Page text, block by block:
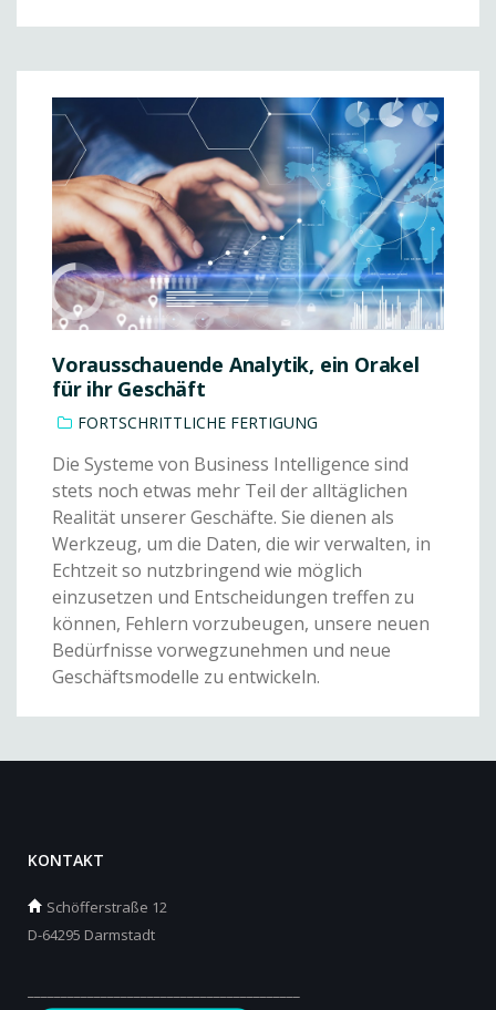
Vorausschauende Analytik, ein Orakel
für ihr Geschäft
FORTSCHRITTLICHE FERTIGUNG
Die Systeme von Business Intelligence sind
stets noch etwas mehr Teil der alltäglichen
Realität unserer Geschäfte. Sie dienen als
Werkzeug, um die Daten, die wir verwalten, in
Echtzeit so nutzbringend wie möglich
einzusetzen und Entscheidungen treffen zu
können, Fehlern vorzubeugen, unsere neuen
Bedürfnisse vorwegzunehmen und neue
Geschäftsmodelle zu entwickeln.
KONTAKT
Schöfferstraße 12
D-64295 Darmstadt